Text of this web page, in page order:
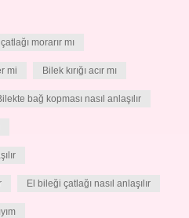
morarır mı
mi Bilek kırığı acır mı
bağ kopması nasıl anlaşılır
El bileği çatlağı nasıl anlaşılır